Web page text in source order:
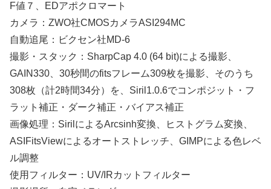
F値７、EDアポクロマート
カメラ：ZWO社CMOSカメラASI294MC
自動追尾：ビクセン社MD-6
撮影・スタック：SharpCap 4.0 (64 bit)による撮影、
GAIN330、30秒間のfitsフレーム309枚を撮影、そのうち
308枚（計2時間34分）を、Siril1.0.6でコンポジット・フ
ラット補正・ダーク補正・バイアス補正
画像処理：SirilによるArcsinh変換、ヒストグラム変換、
ASIFitsViewによるオートストレッチ、GIMPによる色レベ
ル調整
使用フィルター：UV/IRカットフィルター